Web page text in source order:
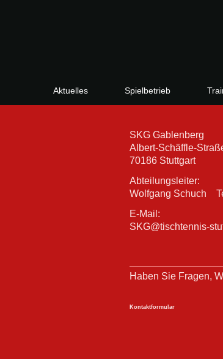
Aktuelles Spielbetrieb
SKG Gablenberg
Albert-Schäffle-
70186 Stuttgart
Abteilungsleiter:
Wolfgang Schuch
E-Mail:
SKG@tischtennis-
Haben Sie Fragen,
Kontaktformular